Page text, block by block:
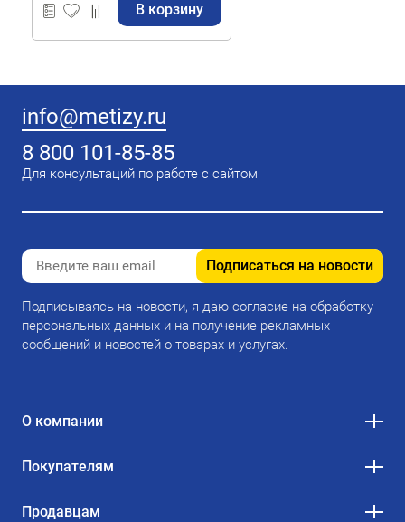
В корзину
info@metizy.ru
8 800 101-85-85
Для консультаций по работе с сайтом
Подписаться на новости
Подписываясь на новости, я даю согласие на обработку
персональных данных и на получение рекламных
сообщений и новостей о товарах и услугах.
О компании
Покупателям
Продавцам